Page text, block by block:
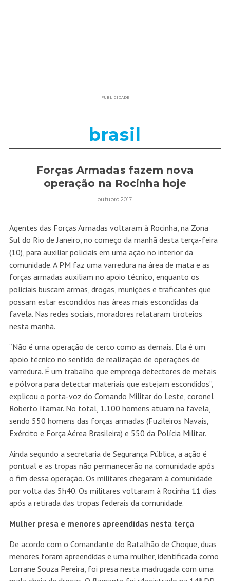
PUBLICIDADE
brasil
Forças Armadas fazem nova
operação na Rocinha hoje
outubro 2017
Agentes das Forças Armadas voltaram à Rocinha, na Zona
Sul do Rio de Janeiro, no começo da manhã desta terça-feira
(10), para auxiliar policiais em uma ação no interior da
comunidade. A PM faz uma varredura na área de mata e as
forças armadas auxiliam no apoio técnico, enquanto os
policiais buscam armas, drogas, munições e traficantes que
possam estar escondidos nas áreas mais escondidas da
favela. Nas redes sociais, moradores relataram tiroteios
nesta manhã.
“Não é uma operação de cerco como as demais. Ela é um
apoio técnico no sentido de realização de operações de
varredura. É um trabalho que emprega detectores de metais
e pólvora para detectar materiais que estejam escondidos”,
explicou o porta-voz do Comando Militar do Leste, coronel
Roberto Itamar. No total, 1.100 homens atuam na favela,
sendo 550 homens das forças armadas (Fuzileiros Navais,
Exército e Força Aérea Brasileira) e 550 da Polícia Militar.
Ainda segundo a secretaria de Segurança Pública, a ação é
pontual e as tropas não permanecerão na comunidade após
o fim dessa operação. Os militares chegaram à comunidade
por volta das 5h40. Os militares voltaram à Rocinha 11 dias
após a retirada das tropas federais da comunidade.
Mulher presa e menores apreendidas nesta terça
De acordo com o Comandante do Batalhão de Choque, duas
menores foram apreendidas e uma mulher, identificada como
Lorrane Souza Pereira, foi presa nesta madrugada com uma